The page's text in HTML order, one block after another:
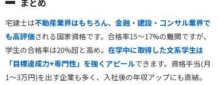
宅建士は不動産業界はもちろん、金融・建設・コンサル業界で
も高評価される国家資格です。合格率15〜17%の難関ですが、
学生の合格率は20%超と高め。在学中に取得した文系学生は
「目標達成力+専門性」を強くアピールできます。資格手当(月
1〜3万円)を出す企業も多く、入社後の年収アップにも直結。